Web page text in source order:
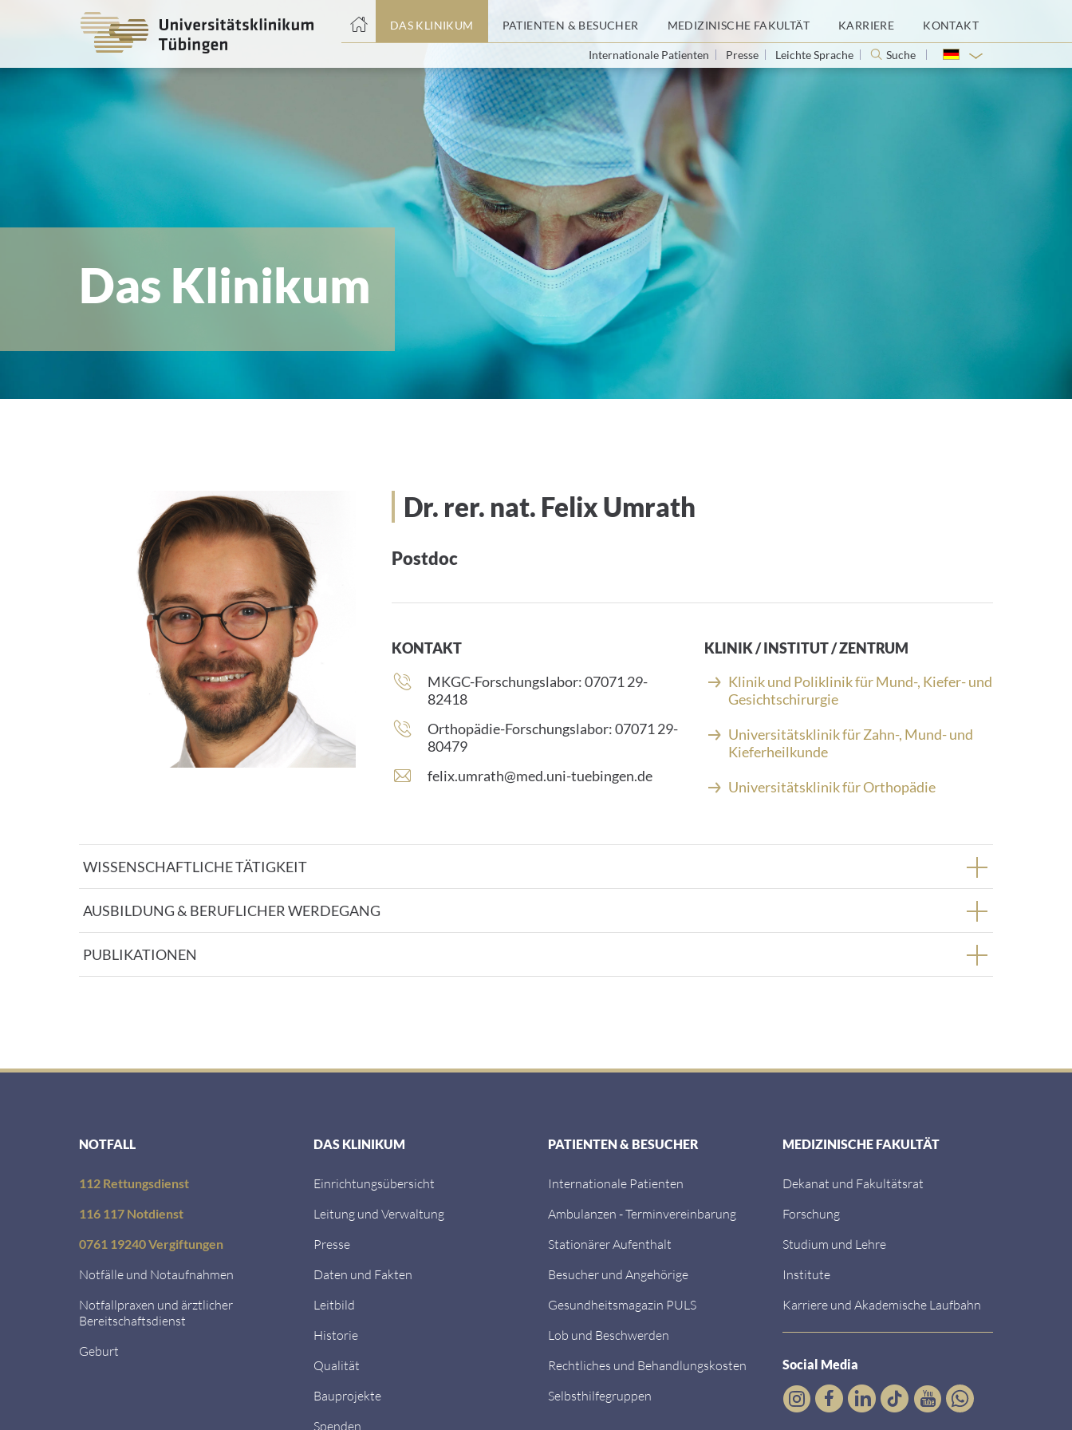
DAS KLINIKUM PATIENTEN & BESUCHER MEDIZINISCHE FAKULTÄT KARRIERE KONTAKT
Internationale Patienten Presse Leichte Sprache Suche
Das Klinikum
Dr. rer. nat. Felix Umrath
Postdoc
KONTAKT
Telefonnummer:
MKGC-Forschungslabor: 07071 29-
82418
Telefonnummer:
Orthopädie-Forschungslabor: 07071 29-
80479
E
i
r
felix.umrath@med.uni-tuebingen.de
KLINIK / INSTITUT / ZENTRUM
Klinik und Poliklinik für Mund-, Kiefer- und
Gesichtschirurgie
Universitätsklinik für Zahn-, Mund- und
Kieferheilkunde
Universitätsklinik für Orthopädie
WISSENSCHAFTLICHE TÄTIGKEIT
AUSBILDUNG & BERUFLICHER WERDEGANG
PUBLIKATIONEN
NOTFALL
112 Rettungsdienst
116 117 Notdienst
0761 19240 Vergiftungen
Notfälle und Notaufnahmen
Notfallpraxen und ärztlicher
Bereitschaftsdienst
Geburt
DAS KLINIKUM
Einrichtungsübersicht
Leitung und Verwaltung
Presse
Daten und Fakten
Leitbild
Historie
Qualität
Bauprojekte
Spenden
PATIENTEN & BESUCHER
Internationale Patienten
Ambulanzen - Terminvereinbarung
Stationärer Aufenthalt
Besucher und Angehörige
Gesundheitsmagazin PULS
Lob und Beschwerden
Rechtliches und Behandlungskosten
Selbsthilfegruppen
MEDIZINISCHE FAKULTÄT
Dekanat und Fakultätsrat
Forschung
Studium und Lehre
Institute
Karriere und Akademische Laufbahn
Social Media